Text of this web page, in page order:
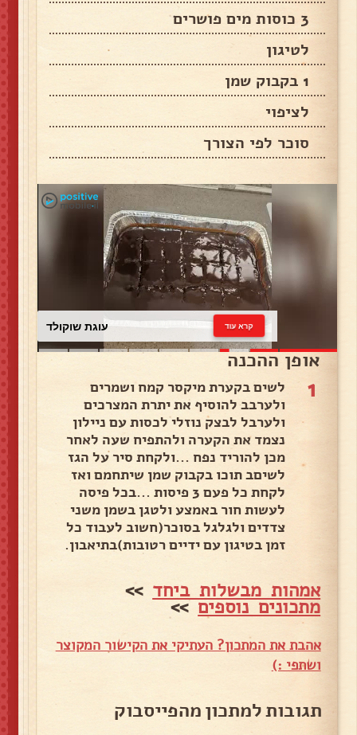
3 כוסות מים פושרים
לטיגון
1 בקבוק שמן
לציפוי
סוכר לפי הצורך
עוגת שוקולד קרא עוד
אופן ההכנה
1
לשים בקערת מיקסר קמח ושמרים
ולערבב להוסיף את יתרת המצרכים
ולערבל לבצק נוזלי לכסות עם ניילון
נצמד את הקערה ולהתפיח שעה לאחר
מכן להוריד נפח ...ולקחת סיר על הגז
לשיםב תוכו בקבוק שמן שיתחמם ואז
לקחת כל פעם 3 פיסות ...בכל פיסה
לעשות חור באמצע ולטגן בשמן משני
צדדים ולגלגל בסוכר(חשוב לעבוד כל
זמן בטיגון עם ידיים רטובות)בתיאבון.
אמהות מבשלות ביחד >>
מתכונים נוספים>>
אהבת את המתכון? העתיקי את הקישור המקוצר
ושתפי :)
תגובות למתכון מהפייסבוק